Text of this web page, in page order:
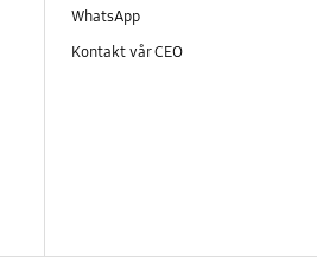
WhatsApp
Kontakt vår CEO